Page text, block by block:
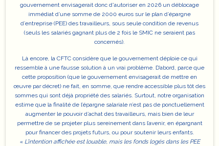
gouvernement envisagerait donc d'autoriser en 2026 un déblocage
immédiat d’une somme de 2000 euros sur le plan d’épargne
d’entreprise (PEE) des travailleurs, sous seule condition de revenus
(seuls les salariés gagnant plus de 2 fois le SMIC ne seraient pas
concernés).
Là encore, la CFTC considère que le gouvernement déploie ce qui
ressemble à une fausse solution à un vrai problème. D’abord, parce que
cette proposition (que le gouvernement envisagerait de mettre en
œuvre par décret) ne fait, en somme, que rendre accessible plus tôt des
sommes qui sont déjà propriété des salariés. Surtout, notre organisation
estime que la finalité de l’épargne salariale n’est pas de ponctuellement
augmenter le pouvoir d’achat des travailleurs, mais bien de leur
permettre de se projeter plus sereinement dans l’avenir, en épargnant
pour financer des projets futurs, ou pour soutenir leurs enfants.
« L’intention affichée est louable, mais les fonds logés dans les PEE